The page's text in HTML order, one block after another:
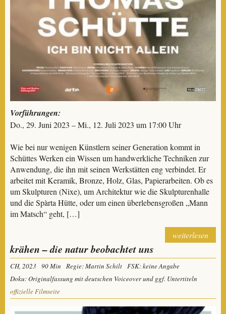
Vorführungen:
Do., 29. Juni 2023 – Mi., 12. Juli 2023 um 17:00 Uhr
Wie bei nur wenigen Künstlern seiner Generation kommt in
Schüttes Werken ein Wissen um handwerkliche Techniken zur
Anwendung, die ihn mit seinen Werkstätten eng verbindet. Er
arbeitet mit Keramik, Bronze, Holz, Glas, Papierarbeiten. Ob es
um Skulpturen (Nixe), um Architektur wie die Skulpturenhalle
und die Spàrta Hütte, oder um einen überlebensgroßen „Mann
im Matsch“ geht, […]
weiterlesen
krähen – die natur beobachtet uns
CH, 2023 90 Min Regie: Martin Schilt FSK: keine Angabe
Doku: Originalfassung mit deutschen Voiceover und ggf. Untertiteln
offizielle Filmseite